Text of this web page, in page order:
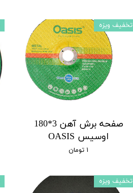
صفحه برش آهن 3*180
اوسیس OASIS
۱ تومان
تخفیف ویزه
تخفیف ویزه